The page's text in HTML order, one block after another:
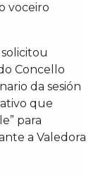
voceiro
Concello
da sesión
que
para
a Valedora